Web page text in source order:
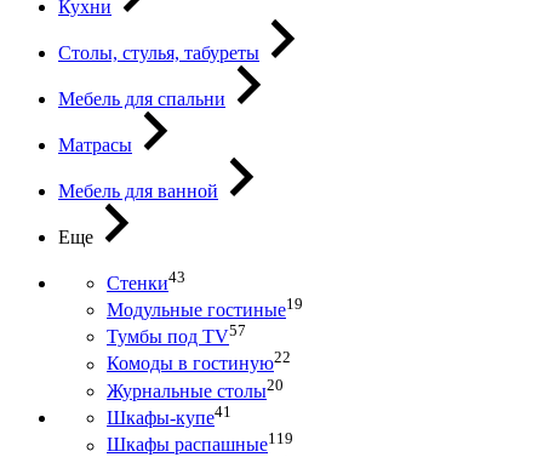
Кухни
Столы, стулья, табуреты
Мебель для спальни
Матрасы
Мебель для ванной
Еще
Стенки43
Модульные гостиные19
Тумбы под ТV57
Комоды в гостиную22
Журнальные столы20
Шкафы-купе41
Шкафы распашные119